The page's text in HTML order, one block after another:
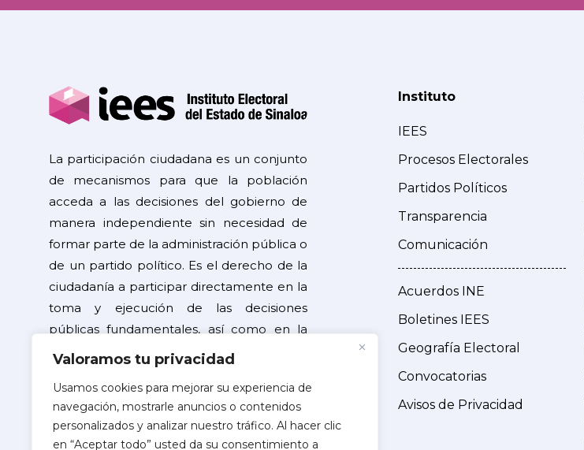
Valoramos tu privacidad
Usamos cookies para mejorar su experiencia de
navegación, mostrarle anuncios o contenidos
personalizados y analizar nuestro tráfico. Al hacer clic
en “Aceptar todo” usted da su consentimiento a
La participación ciudadana es un conjunto
de mecanismos para que la población
acceda a las decisiones del gobierno de
manera independiente sin necesidad de
formar parte de la administración pública o
de un partido político. Es el derecho de la
ciudadanía a participar directamente en la
toma y ejecución de las decisiones
públicas fundamentales, así como en la
resolución de problemas de interés
©2026 Copyright
Instituto Electoral del Estado de Sinaloa
Instituto
IEES
Procesos Electorales
Partidos Políticos
Transparencia
Comunicación
Acuerdos INE
Boletines IEES
Geografía Electoral
Convocatorias
Avisos de Privacidad